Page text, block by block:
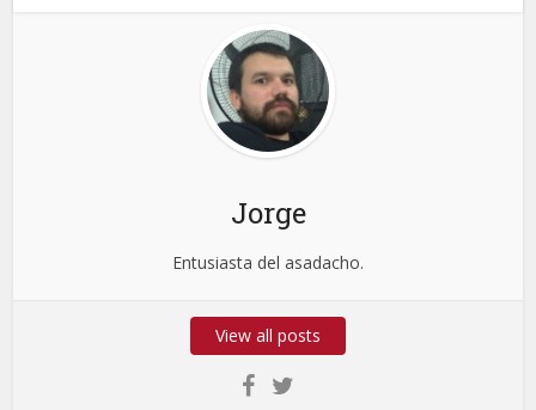
Jorge
Entusiasta del asadacho.
View all posts